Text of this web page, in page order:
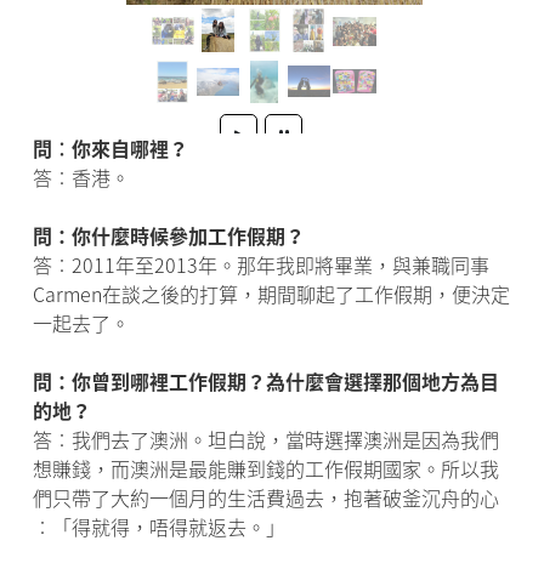
問︰你來自哪裡？
答︰香港。
問：你什麼時候參加工作假期？
答︰2011年至2013年。那年我即將畢業，與兼職同事
Carmen在談之後的打算，期間聊起了工作假期，便決定
一起去了。
問：你曾到哪裡工作假期？為什麼會選擇那個地方為目
的地？
答︰我們去了澳洲。坦白說，當時選擇澳洲是因為我們
想賺錢，而澳洲是最能賺到錢的工作假期國家。所以我
們只帶了大約一個月的生活費過去，抱著破釜沉舟的心
︰「得就得，唔得就返去。」